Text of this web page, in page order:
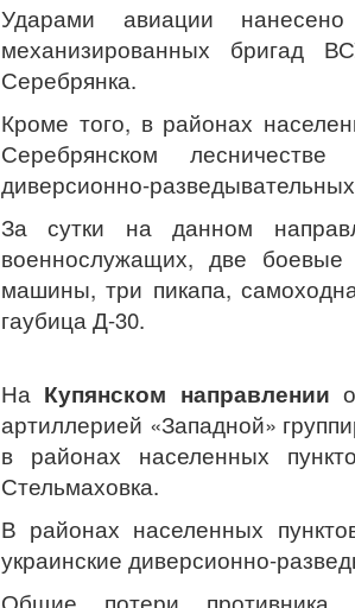
Ударами авиации
механизированных бригад
Серебрянка.
Кроме того, в районах
Серебрянском
диверсионно-разведывательных
За сутки на данном
военнослужащих, две
машины, три пикапа,
гаубица Д-30.
На Купянском направлении
артиллерией «Западной»
в районах населенных
Стельмаховка.
В районах населенных
украинские диверсионно-
Общие потери противника